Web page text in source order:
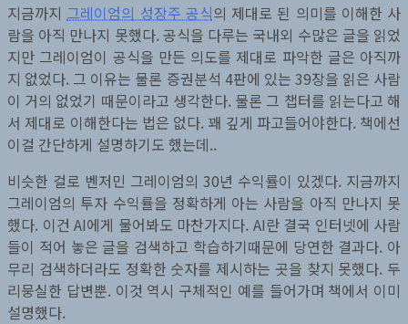
지금까지 그레이엄의 성장주 공식의 제대로 된 의미를 이해한 사
람을 아직 만나지 못했다. 공식을 다루는 국내외 수많은 글을 읽었
지만 그레이엄이 공식을 만든 의도를 제대로 파악한 글은 아직까
지 없었다. 그 이유는 물론 증권분석 4판에 있는 39장을 읽은 사람
이 거의 없었기 때문이라고 생각한다. 물론 그 챕터를 읽는다고 해
서 제대로 이해한다는 법은 없다. 꽤 깊게 파고들어야한다. 책에선
이걸 간단하게 설명하기도 했는데..
비슷한 걸로 벤저민 그레이엄의 30년 수익률이 있겠다. 지금까지
그레이엄의 투자 수익률을 정확하게 아는 사람을 아직 만나지 못
했다. 이건 AI에게 물어봐도 마찬가지다. AI란 결국 인터넷에 사람
들이 적어 놓은 글을 검색하고 학습하기때문에 당연한 결과다. 아
무리 검색하더라도 정확한 숫자를 제시하는 곳을 찾지 못했다. 두
리뭉실한 답변뿐. 이것 역시 구체적인 예를 들어가며 책에서 이미
설명했다.